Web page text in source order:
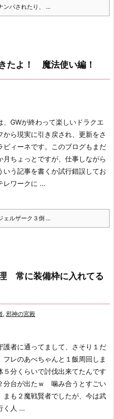
ンパされたり、 ...
たよ！ 魔法使い編！
、GWが終わって楽しいドラクエ
から現実に引き戻され、更新をさ
ィーネです。
このブログもまだ
月ちょっとですが、仕事しながら
いう記事を書くか試行錯誤してお
レワークに ...
ェルザーク３倒 ...
常に装備枠に入れてる
, 邪神の宮殿
護者に通ってまして、さそり１だ
フレのあべちゃんと１飯周回しま
５分くらいで討伐出来てたんです
分台が出たｗ 噛み合うとすごい
まも２魔戦賢者でしたが、今は武
く人 ...